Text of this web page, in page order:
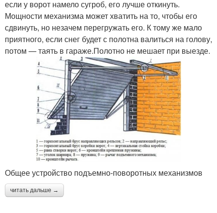
если у ворот намело сугроб, его лучше откинуть.
Мощности механизма может хватить на то, чтобы его
сдвинуть, но незачем перегружать его. К тому же мало
приятного, если снег будет с полотна валиться на голову,
потом — таять в гараже.Полотно не мешает при выезде.
Общее устройство подъемно-поворотных механизмов
читать дальше →